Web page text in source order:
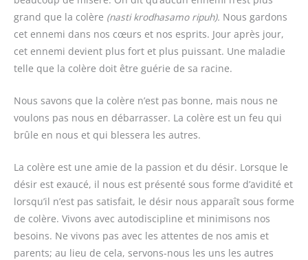
grand que la colère (nasti krodhasamo ripuh). Nous gardons
cet ennemi dans nos cœurs et nos esprits. Jour après jour,
cet ennemi devient plus fort et plus puissant. Une maladie
telle que la colère doit être guérie de sa racine.
Nous savons que la colère n’est pas bonne, mais nous ne
voulons pas nous en débarrasser. La colère est un feu qui
brûle en nous et qui blessera les autres.
La colère est une amie de la passion et du désir. Lorsque le
désir est exaucé, il nous est présenté sous forme d’avidité et
lorsqu’il n’est pas satisfait, le désir nous apparaît sous forme
de colère. Vivons avec autodiscipline et minimisons nos
besoins. Ne vivons pas avec les attentes de nos amis et
parents; au lieu de cela, servons-nous les uns les autres